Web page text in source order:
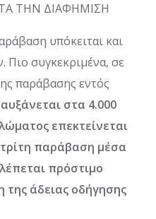
ΤΗΝ ΔΙΑΦΗΜΙΣΗ
υπόκειται και
συγκεκριμένα, σε
παράβασης εντός
στα 4.000
επεκτείνεται
παράβαση μέσα
πρόστιμο
της άδειας οδήγησης